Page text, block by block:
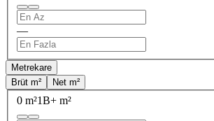
—
Metrekare
Brüt m²
Net m²
0 m²1B+ m²